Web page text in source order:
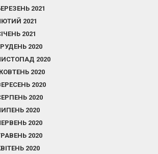
2021
2021
2021
2020
2020
2020
2020
2020
2020
2020
2020
2020